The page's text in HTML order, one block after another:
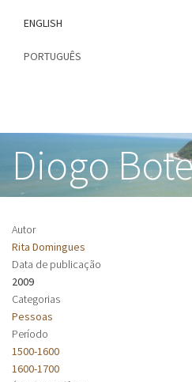
conteúdo
ENGLISH
PORTUGUÊS
Diogo
Autor
Rita Domingues
Data de publicação
2009
Categorias
Pessoas
Período
1500-1600
1600-1700